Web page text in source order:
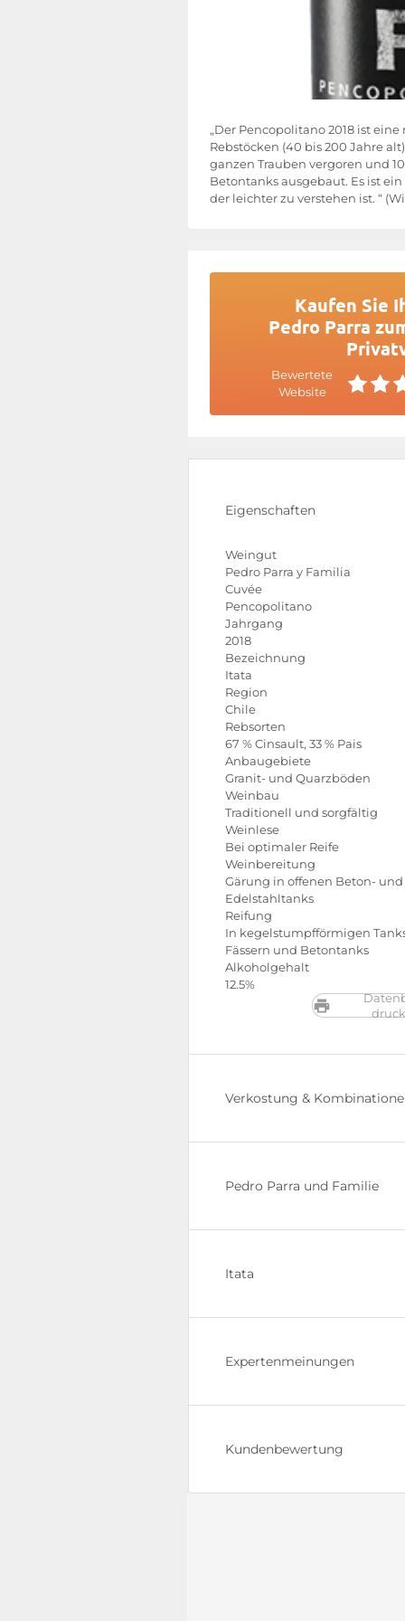
„Der Pencopolitano 2018 ist
Rebstöcken (40 bis 200 Jahre
ganzen Trauben vergoren und
Betontanks ausgebaut. Es ist
der leichter zu verstehen ist. “
Kaufen Sie
Pedro Parra
Bewertete
Website
Eigenschaften
Weingut
Pedro Parra y Familia
Cuvée
Pencopolitano
Jahrgang
2018
Bezeichnung
Itata
Region
Chile
Rebsorten
67 % Cinsault, 33 % Pais
Anbaugebiete
Granit- und Quarzböden
Weinbau
Traditionell und sorgfältig
Weinlese
Bei optimaler Reife
Weinbereitung
Gärung in offenen Beton- und
Edelstahltanks
Reifung
In kegelstumpfförmigen
Fässern und Betontanks
Alkoholgehalt
12.5%
Verkostung &
Pedro Parra und Familie
Itata
Expertenmeinungen
Kundenbewertung